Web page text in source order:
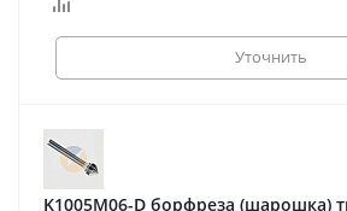
Уточнить
K1005M06-D борфреза (шарошка)